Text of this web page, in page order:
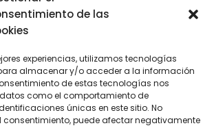
de las
experiencias, utilizamos tecnologías
almacenar y/o acceder a la información
de estas tecnologías nos
como el comportamiento de
únicas en este sitio. No
consentimiento, puede afectar negativamente
EVENTOS, JORNADAS, CATAS, FERIAS